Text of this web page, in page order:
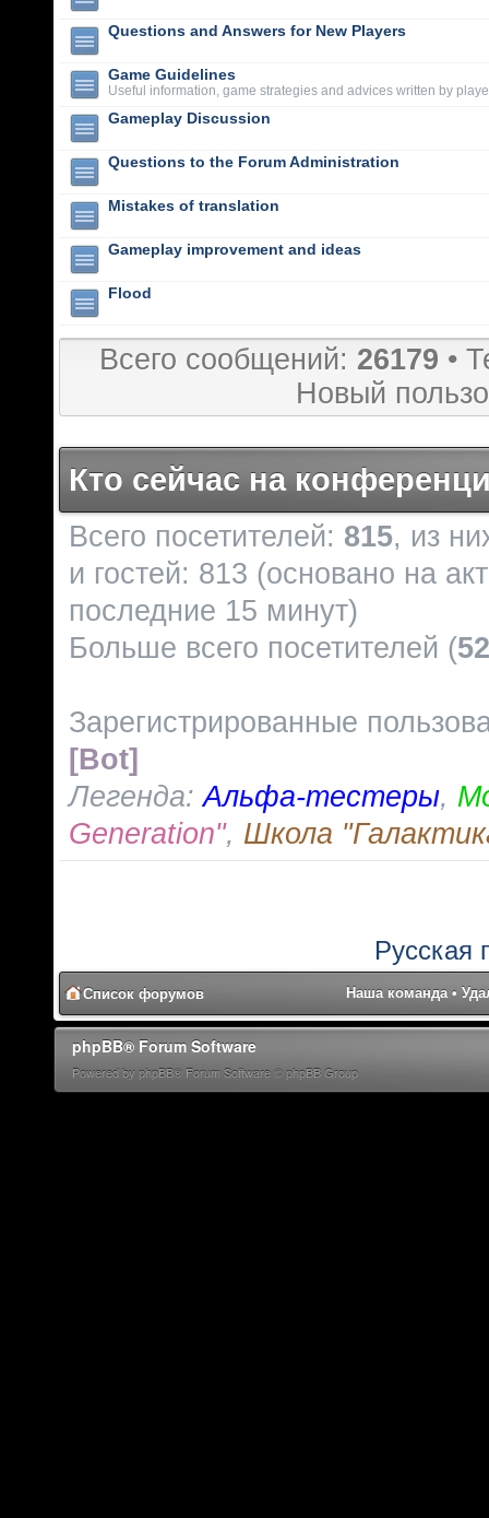
Questions and Answers for New Players
Game Guidelines
Useful information, game strategies and advices written by
Gameplay Discussion
Questions to the Forum Administration
Mistakes of translation
Gameplay improvement and ideas
Flood
Всего сообщений: 26179 •
Новый
Кто сейчас на
Всего посетителей: 815, из
и гостей: 813 (основано на
последние 15 минут)
Больше всего посетителей (
Зарегистрированные
[Bot]
Легенда:Альфа-тестеры,
Generation", Школа
Русская
Список форумов Наша команда•
phpBB® Forum Software
Powered by phpBB® Forum Software © phpBB Group